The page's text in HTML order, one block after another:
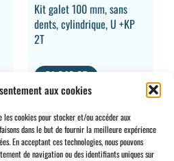
aux cookies
les cookies pour stocker et/ou accéder aux
dans le but de fournir la meilleure expérience
En acceptant ces technologies, nous pouvons
de navigation ou des identifiants uniques sur
Kit galet 100 mm, sans
dents, cylindrique, U +KP
2T
€1.243,35
HTVA